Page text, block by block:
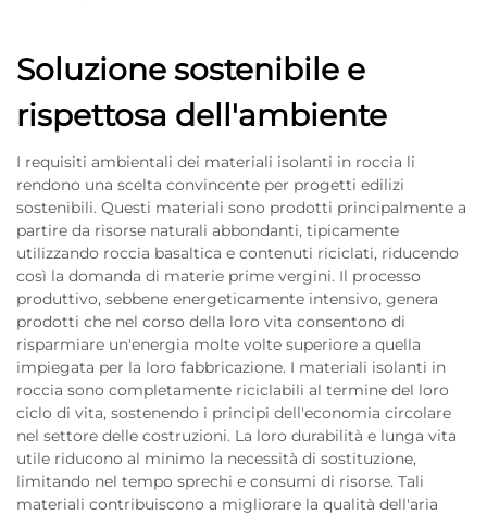
Soluzione sostenibile e
rispettosa dell'ambiente
I requisiti ambientali dei materiali isolanti in roccia li
rendono una scelta convincente per progetti edilizi
sostenibili. Questi materiali sono prodotti principalmente a
partire da risorse naturali abbondanti, tipicamente
utilizzando roccia basaltica e contenuti riciclati, riducendo
così la domanda di materie prime vergini. Il processo
produttivo, sebbene energeticamente intensivo, genera
prodotti che nel corso della loro vita consentono di
risparmiare un'energia molte volte superiore a quella
impiegata per la loro fabbricazione. I materiali isolanti in
roccia sono completamente riciclabili al termine del loro
ciclo di vita, sostenendo i principi dell'economia circolare
nel settore delle costruzioni. La loro durabilità e lunga vita
utile riducono al minimo la necessità di sostituzione,
limitando nel tempo sprechi e consumi di risorse. Tali
materiali contribuiscono a migliorare la qualità dell'aria